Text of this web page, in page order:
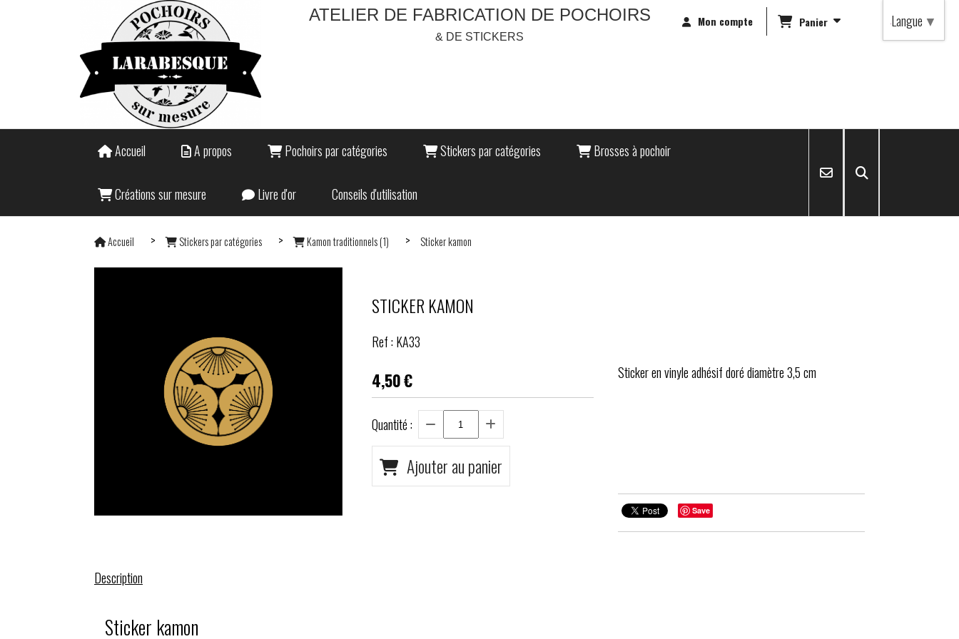
ATELIER DE FABRICATION DE POCHOIRS
& DE STICKERS
Mon compte Panier
Accueil A propos Pochoirs par catégories Stickers par catégories Brosses à pochoir
Créations sur mesure Livre d'or Conseils d'utilisation
Accueil Stickers par catégories Kamon traditionnels (1) Sticker kamon
STICKER KAMON
Ref : KA33
4,50€
Quantité :
Ajouter au panier
Sticker en vinyle adhésif doré diamètre 3,5 cm
Save
Description
Sticker kamon
Langue ▼